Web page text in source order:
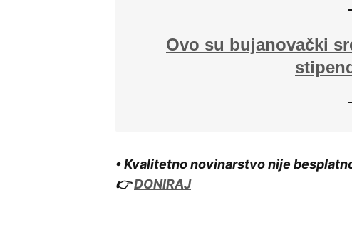
Ovo su bujanovački
• Kvalitetno novinarstvo nije
👉DONIRAJ